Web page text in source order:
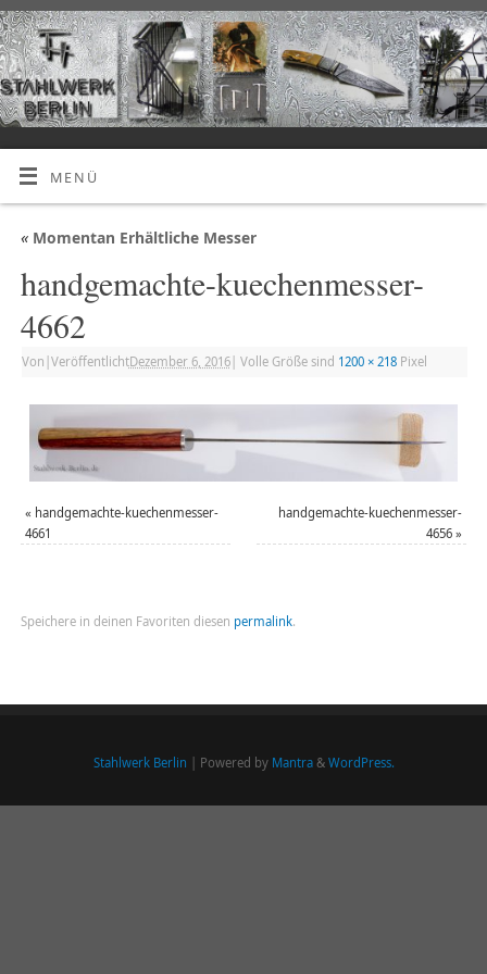
MENÜ
«Momentan Erhältliche Messer
handgemachte-kuechenmesser-
4662
Von |VeröffentlichtDezember 6, 2016| Volle Größe sind 1200 × 218Pixel
« handgemachte-kuechenmesser-
4661
handgemachte-kuechenmesser-
4656 »
Speichere in deinen Favoriten diesen permalink.
Stahlwerk Berlin | Powered by Mantra& WordPress.